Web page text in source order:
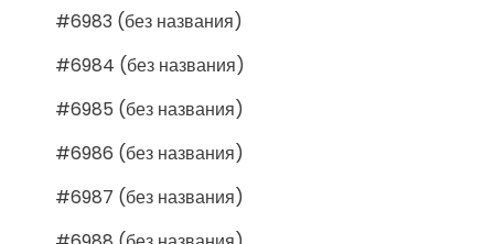
#6983 (без названия)
#6984 (без названия)
#6985 (без названия)
#6986 (без названия)
#6987 (без названия)